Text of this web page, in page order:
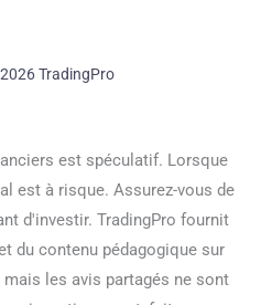
TradingPro
est spéculatif. Lorsque
est à risque. Assurez-vous de
d'investir. TradingPro fournit
du contenu pédagogique sur
les avis partagés ne sont